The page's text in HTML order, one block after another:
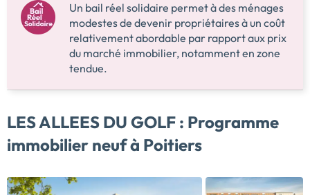
Un bail réel solidaire permet à des ménages
modestes de devenir propriétaires à un coût
relativement abordable par rapport aux prix
du marché immobilier, notamment en zone
tendue.
LES ALLEES DU GOLF : Programme
immobilier neuf à Poitiers